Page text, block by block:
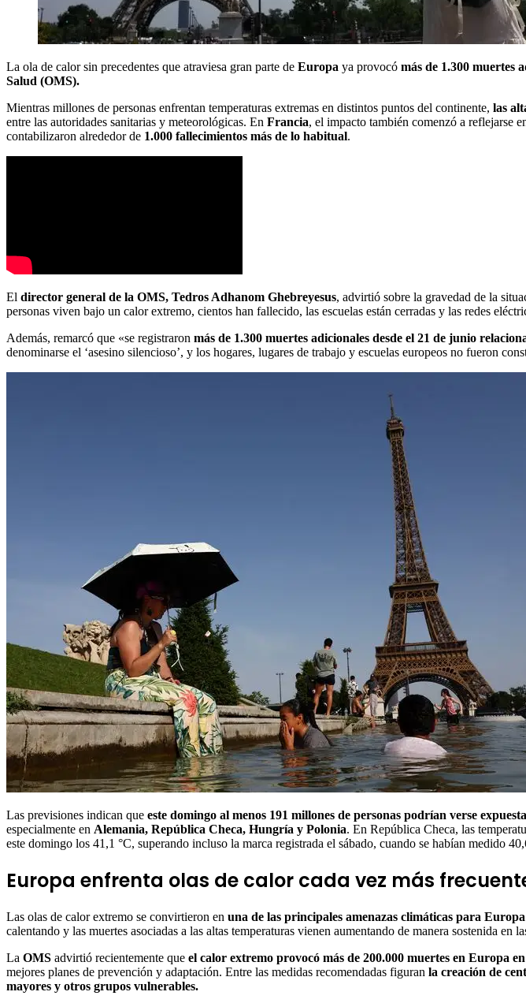
La ola de calor sin precedentes que atraviesa gran parte de Europa ya provocó más de 1.300 muertes
Salud (OMS).
Mientras millones de personas enfrentan temperaturas extremas en distintos puntos del continente, las
entre las autoridades sanitarias y meteorológicas. En Francia, el impacto también comenzó a reflejarse
contabilizaron alrededor de 1.000 fallecimientos más de lo habitual.
El director general de la OMS, Tedros Adhanom Ghebreyesus, advirtió sobre la gravedad de la
personas viven bajo un calor extremo, cientos han fallecido, las escuelas están cerradas y las redes
Además, remarcó que «se registraron más de 1.300 muertes adicionales desde el 21 de junio
denominarse el ‘asesino silencioso’, y los hogares, lugares de trabajo y escuelas europeos no fueron
Las previsiones indican que este domingo al menos 191 millones de personas podrían verse
especialmente en Alemania, República Checa, Hungría y Polonia. En República Checa, las
este domingo los 41,1 °C, superando incluso la marca registrada el sábado, cuando se habían medido
Europa enfrenta olas de calor cada vez más
Las olas de calor extremo se convirtieron en una de las principales amenazas climáticas para Europa
calentando y las muertes asociadas a las altas temperaturas vienen aumentando de manera sostenida en
La OMS advirtió recientemente que el calor extremo provocó más de 200.000 muertes en Europa
mejores planes de prevención y adaptación. Entre las medidas recomendadas figuran la creación de
mayores y otros grupos vulnerables.